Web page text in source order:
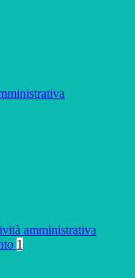
amministrativa
1